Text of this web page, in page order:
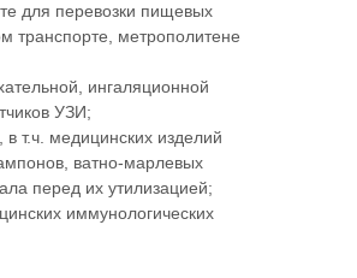
для перевозки пищевых
транспорте, метрополитене
ингаляционной
УЗИ;
т.ч. медицинских изделий
ватно-марлевых
перед их утилизацией;
иммунологических